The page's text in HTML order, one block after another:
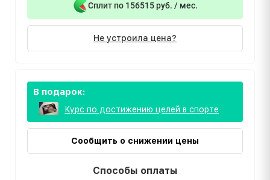
Сплит по 156515 руб. / мес.
Не устроила цена?
В подарок:
Курс по достижению целей в спорте
Сообщить о снижении цены
Способы оплаты